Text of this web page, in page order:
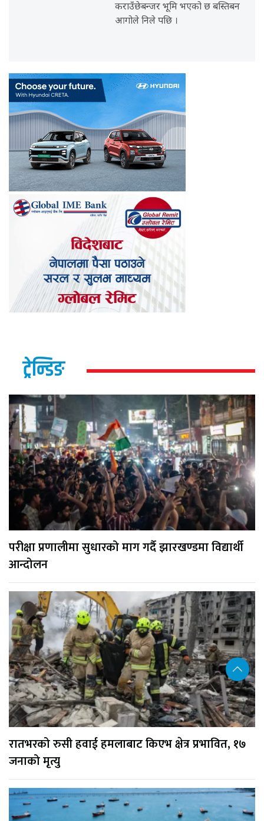
कराउँछेबन्जर भूमि भएको छ बस्तिबन
आगोले निले पछि ।
ट्रेन्डिङ
परीक्षा प्रणालीमा सुधारको माग गर्दै झारखण्डमा विद्यार्थी
आन्दोलन
रातभरको रुसी हवाई हमलाबाट किएभ क्षेत्र प्रभावित, १७
जनाको मृत्यु